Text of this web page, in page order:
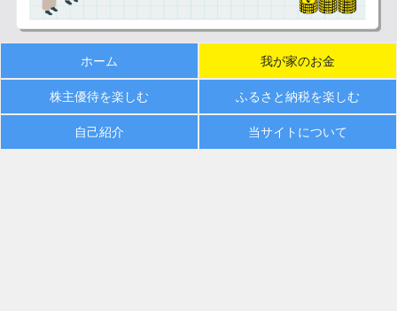
ホーム 我が家のお金
株主優待を楽しむ ふるさと納税を楽しむ
自己紹介 当サイトについて